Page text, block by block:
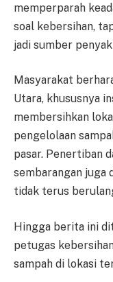
memperparah
soal kebersihan,
jadi sumber
Masyarakat
Utara, khususnya
membersihkan
pengelolaan
pasar. Penertiban
sembarangan juga
tidak terus
Hingga berita ini
petugas
sampah di lokasi